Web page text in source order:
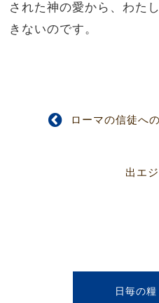
された神の愛から、わた
きないのです。
ローマの信徒へ
出エ
日毎の糧